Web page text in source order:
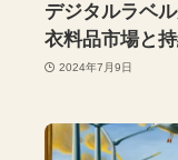
デジタルラベ
衣料品市場と
2024年7月9日